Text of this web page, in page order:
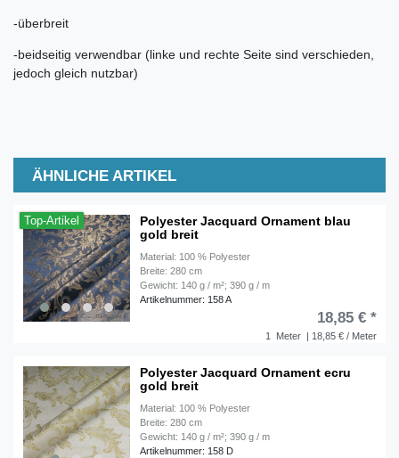
-überbreit
-beidseitig verwendbar (linke und rechte Seite sind verschieden,
jedoch gleich nutzbar)
ÄHNLICHE ARTIKEL
Top-Artikel
Polyester Jacquard Ornament blau
gold breit
Material: 100 % Polyester
Breite: 280 cm
Gewicht: 140 g / m²; 390 g / m
Artikelnummer: 158 A
1 Meter | 18,85 € / Meter
18,85 € *
Polyester Jacquard Ornament ecru
gold breit
Material: 100 % Polyester
Breite: 280 cm
Gewicht: 140 g / m²; 390 g / m
Artikelnummer: 158 D